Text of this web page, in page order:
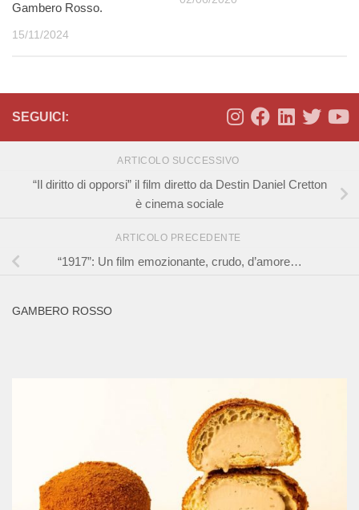
Gambero Rosso.
15/11/2024
SEGUICI:
ARTICOLO SUCCESSIVO
“Il diritto di opporsi” il film diretto da Destin Daniel Cretton
è cinema sociale
ARTICOLO PRECEDENTE
“1917”: Un film emozionante, crudo, d’amore…
GAMBERO ROSSO